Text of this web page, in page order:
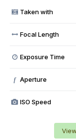
Taken with
Focal Length
Exposure Time
f Aperture
ISO Speed